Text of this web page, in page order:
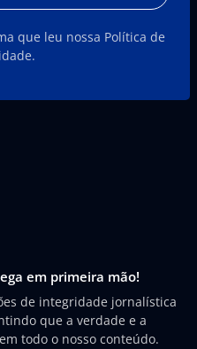
que leu nossa Política de
em primeira mão!
de integridade jornalística
que a verdade e a
todo o nosso conteúdo.